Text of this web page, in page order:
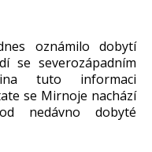
oznámilo dobytí
se severozápadním
tuto informaci
se Mirnoje nachází
nedávno dobyté